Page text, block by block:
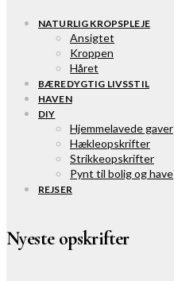
NATURLIG KROPSPLEJE
Ansigtet
Kroppen
Håret
BÆREDYGTIG LIVSSTIL
HAVEN
DIY
Hjemmelavede gaver
Hækleopskrifter
Strikkeopskrifter
Pynt til bolig og have
REJSER
Nyeste opskrifter